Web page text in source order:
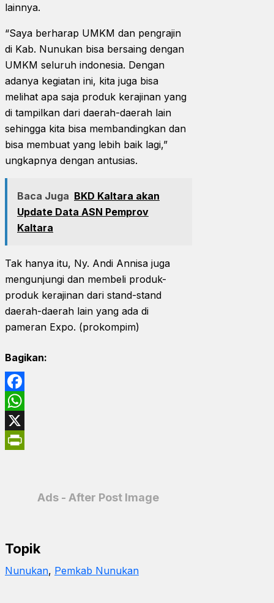
lainnya.
“Saya berharap UMKM dan pengrajin
di Kab. Nunukan bisa bersaing dengan
UMKM seluruh indonesia. Dengan
adanya kegiatan ini, kita juga bisa
melihat apa saja produk kerajinan yang
di tampilkan dari daerah-daerah lain
sehingga kita bisa membandingkan dan
bisa membuat yang lebih baik lagi,”
ungkapnya dengan antusias.
Baca Juga BKD Kaltara akan
Update Data ASN Pemprov
Kaltara
Tak hanya itu, Ny. Andi Annisa juga
mengunjungi dan membeli produk-
produk kerajinan dari stand-stand
daerah-daerah lain yang ada di
pameran Expo. (prokompim)
Bagikan:
Facebook
WhatsApp
X
Ads - After Post Image
Topik
Nunukan, Pemkab Nunukan